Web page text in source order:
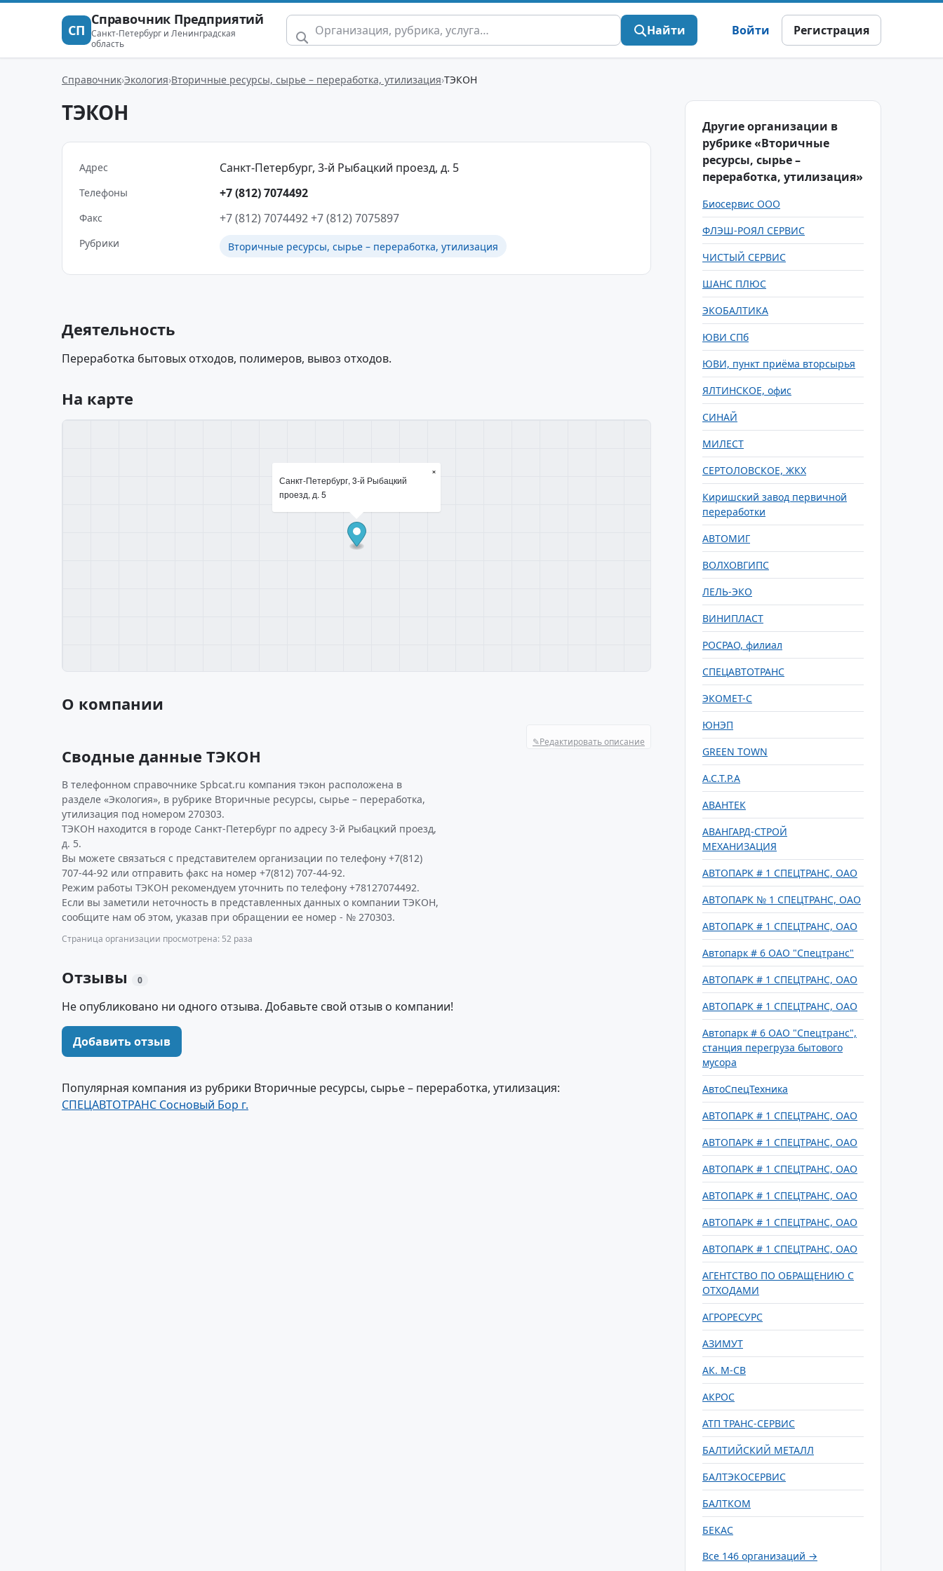
СП
Справочник Предприятий
Санкт-Петербург и Ленинградская
область
Найти Войти Регистрация
Справочник Экология Вторичные ресурсы, сырье – переработка, утилизация ТЭКОН
ТЭКОН
Адрес Санкт-Петербург, 3-й Рыбацкий проезд, д. 5
Телефоны +7 (812) 7074492
Факс +7 (812) 7074492+7 (812) 7075897
Рубрики Вторичные ресурсы, сырье – переработка, утилизация
Деятельность
Переработка бытовых отходов, полимеров, вывоз отходов.
На карте
Санкт-Петербург, 3-й Рыбацкий
проезд, д. 5
×
О компании
✎Редактировать описание
Сводные данные ТЭКОН
В телефонном справочнике Spbcat.ru компания тэкон расположена в
разделе «Экология», в рубрике Вторичные ресурсы, сырье – переработка,
утилизация под номером 270303.
ТЭКОН находится в городе Санкт-Петербург по адресу 3-й Рыбацкий проезд,
д. 5.
Вы можете связаться с представителем организации по телефону +7(812)
707-44-92 или отправить факс на номер +7(812) 707-44-92.
Режим работы ТЭКОН рекомендуем уточнить по телефону +78127074492.
Если вы заметили неточность в представленных данных о компании ТЭКОН,
сообщите нам об этом, указав при обращении ее номер - № 270303.
Страница организации просмотрена: 52 раза
Отзывы 0
Не опубликовано ни одного отзыва. Добавьте свой отзыв о компании!
Добавить отзыв
Популярная компания из рубрики Вторичные ресурсы, сырье – переработка, утилизация:
СПЕЦАВТОТРАНС Сосновый Бор г.
Другие организации в
рубрике «Вторичные
ресурсы, сырье –
переработка, утилизация»
Биосервис ООО
ФЛЭШ-РОЯЛ СЕРВИС
ЧИСТЫЙ СЕРВИС
ШАНС ПЛЮС
ЭКОБАЛТИКА
ЮВИ СПб
ЮВИ, пункт приёма вторсырья
ЯЛТИНСКОЕ, офис
СИНАЙ
МИЛЕСТ
СЕРТОЛОВСКОЕ, ЖКХ
Киришский завод первичной
переработки
АВТОМИГ
ВОЛХОВГИПС
ЛЕЛЬ-ЭКО
ВИНИПЛАСТ
РОСРАО, филиал
СПЕЦАВТОТРАНС
ЭКОМЕТ-С
ЮНЭП
GREEN TOWN
А.С.Т.Р.А
АВАНТЕК
АВАНГАРД-СТРОЙ
МЕХАНИЗАЦИЯ
АВТОПАРК # 1 СПЕЦТРАНС, ОАО
АВТОПАРК № 1 СПЕЦТРАНС, ОАО
АВТОПАРК # 1 СПЕЦТРАНС, ОАО
Автопарк # 6 ОАО "Спецтранс"
АВТОПАРК # 1 СПЕЦТРАНС, ОАО
АВТОПАРК # 1 СПЕЦТРАНС, ОАО
Автопарк # 6 ОАО "Спецтранс",
станция перегруза бытового
мусора
АвтоСпецТехника
АВТОПАРК # 1 СПЕЦТРАНС, ОАО
АВТОПАРК # 1 СПЕЦТРАНС, ОАО
АВТОПАРК # 1 СПЕЦТРАНС, ОАО
АВТОПАРК # 1 СПЕЦТРАНС, ОАО
АВТОПАРК # 1 СПЕЦТРАНС, ОАО
АВТОПАРК # 1 СПЕЦТРАНС, ОАО
АГЕНТСТВО ПО ОБРАЩЕНИЮ С
ОТХОДАМИ
АГРОРЕСУРС
АЗИМУТ
АК. М-СВ
АКРОС
АТП ТРАНС-СЕРВИС
БАЛТИЙСКИЙ МЕТАЛЛ
БАЛТЭКОСЕРВИС
БАЛТКОМ
БЕКАС
Все 146 организаций →